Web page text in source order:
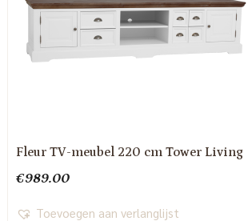
Fleur TV-meubel 220 cm Tower Living
€989.00
Toevoegen aan verlanglijst